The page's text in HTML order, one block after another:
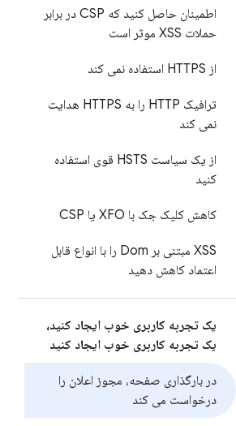
اطمینان حاصل کنید که CSP در برابر
حملات XSS موثر است
از HTTPS استفاده نمی کند
ترافیک HTTP را به HTTPS هدایت
نمی کند
از یک سیاست HSTS قوی استفاده
کنید
کاهش کلیک جک با XFO یا CSP
XSS مبتنی بر Dom را با انواع قابل
اعتماد کاهش دهید
یک تجربه کاربری خوب ایجاد کنید،
یک تجربه کاربری خوب ایجاد کنید
در بارگذاری صفحه، مجوز اعلان را
درخواست می کند